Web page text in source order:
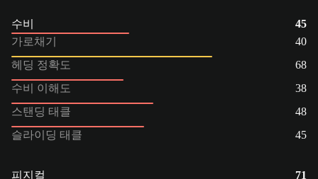
수비
45
가로채기
40
헤딩 정확도
68
수비 이해도
38
스탠딩 태클
48
슬라이딩 태클
45
피지컬
71